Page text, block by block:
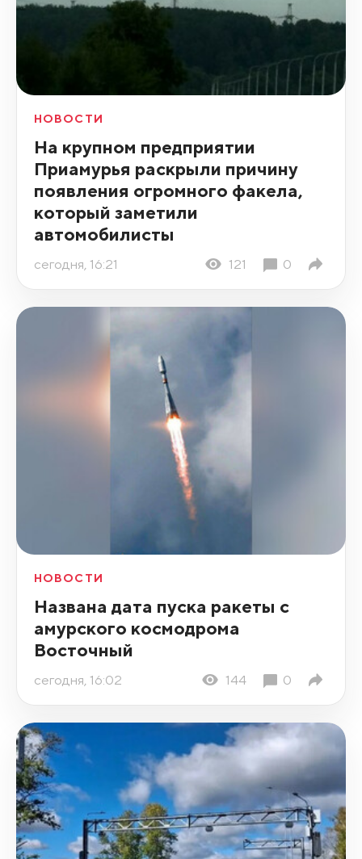
НОВОСТИ
На крупном предприятии
Приамурья раскрыли причину
появления огромного факела,
который заметили
автомобилисты
сегодня, 16:21 121 0
НОВОСТИ
Названа дата пуска ракеты с
амурского космодрома
Восточный
сегодня, 16:02 144 0